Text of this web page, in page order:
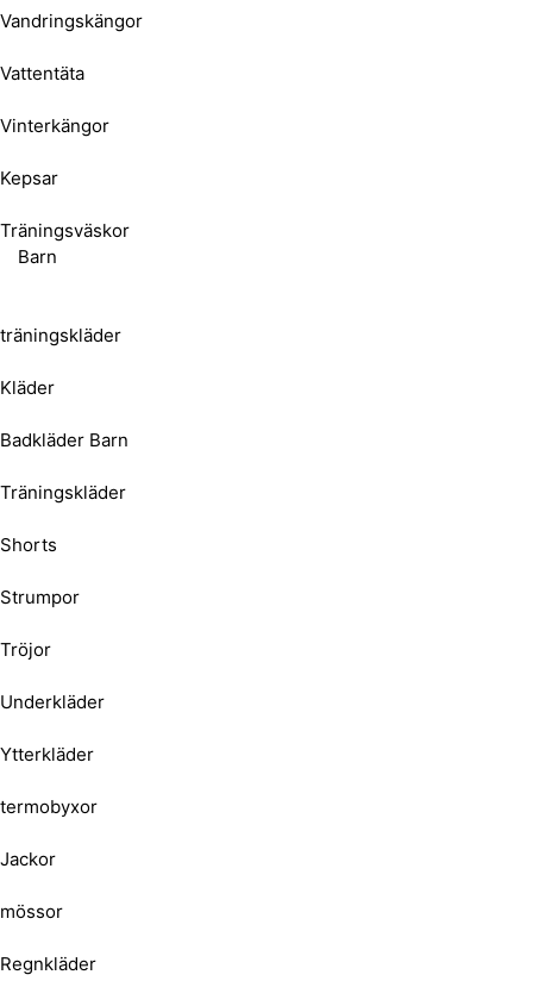
Vandringskängor
Vattentäta
Vinterkängor
Kepsar
Träningsväskor
Barn
träningskläder
Kläder
Badkläder Barn
Träningskläder
Shorts
Strumpor
Tröjor
Underkläder
Ytterkläder
termobyxor
Jackor
mössor
Regnkläder